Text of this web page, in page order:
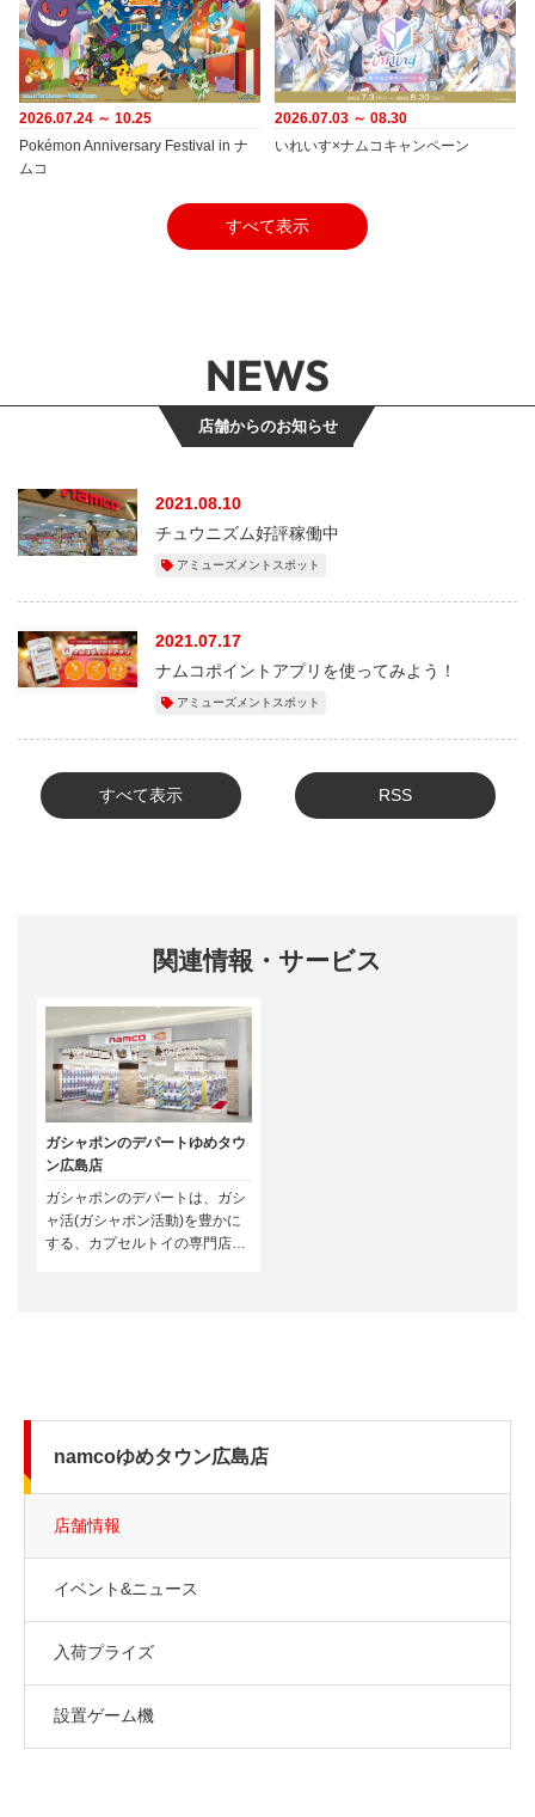
2026.07.24 ～ 10.25
Pokémon Anniversary Festival in ナ
ムコ
2026.07.03 ～ 08.30
いれいす×ナムコキャンペーン
すべて表示
店舗からのお知らせ
NEWS
2021.08.10
チュウニズム好評稼働中
アミューズメントスポット
2021.07.17
ナムコポイントアプリを使ってみよう！
アミューズメントスポット
すべて表示 RSS
関連情報・サービス
ガシャポンのデパートゆめタウ
ン広島店
ガシャポンのデパートは、ガシ
ャ活(ガシャポン活動)を豊かに
する、カプセルトイの専門店で
namcoゆめタウン広島店
店舗情報
イベント&ニュース
入荷プライズ
設置ゲーム機